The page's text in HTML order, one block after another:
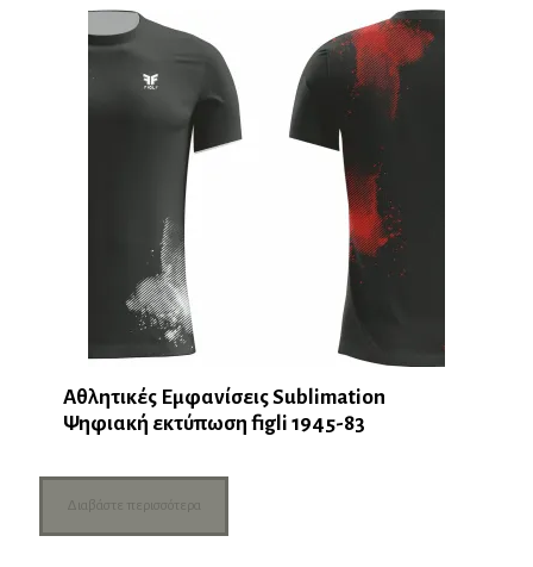
Αθλητικές Εμφανίσεις Sublimation
Ψηφιακή εκτύπωση figli 1945-83
Διαβάστε περισσότερα